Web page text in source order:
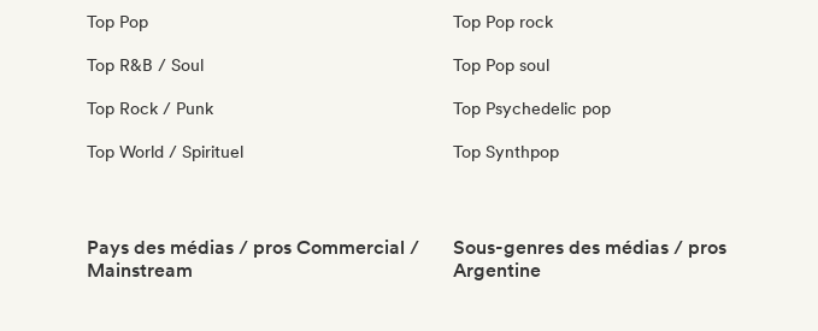
Top Pop
Top R&B / Soul
Top Rock / Punk
Top World / Spirituel
Top Pop rock
Top Pop soul
Top Psychedelic pop
Top Synthpop
Pays des médias / pros Commercial /
Mainstream
Sous-genres des médias / pros
Argentine